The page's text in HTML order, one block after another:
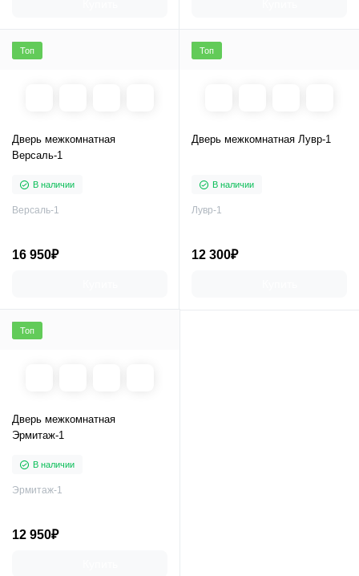
Топ
Дверь межкомнатная
Версаль-1
В наличии
Версаль-1
16 950₽
Топ
Дверь межкомнатная Лувр-1
В наличии
Лувр-1
12 300₽
Топ
Дверь межкомнатная
Эрмитаж-1
В наличии
Эрмитаж-1
12 950₽